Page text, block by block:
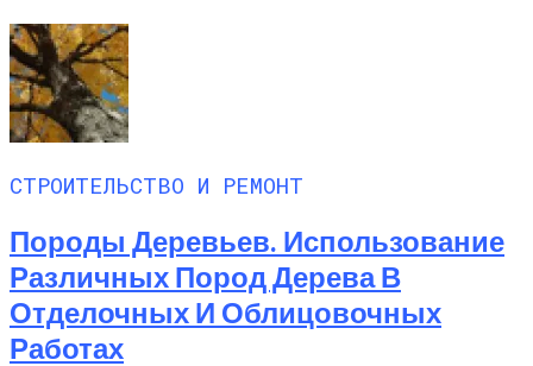
СТРОИТЕЛЬСТВО И РЕМОНТ
Породы Деревьев. Использование
Различных Пород Дерева В
Отделочных И Облицовочных
Работах